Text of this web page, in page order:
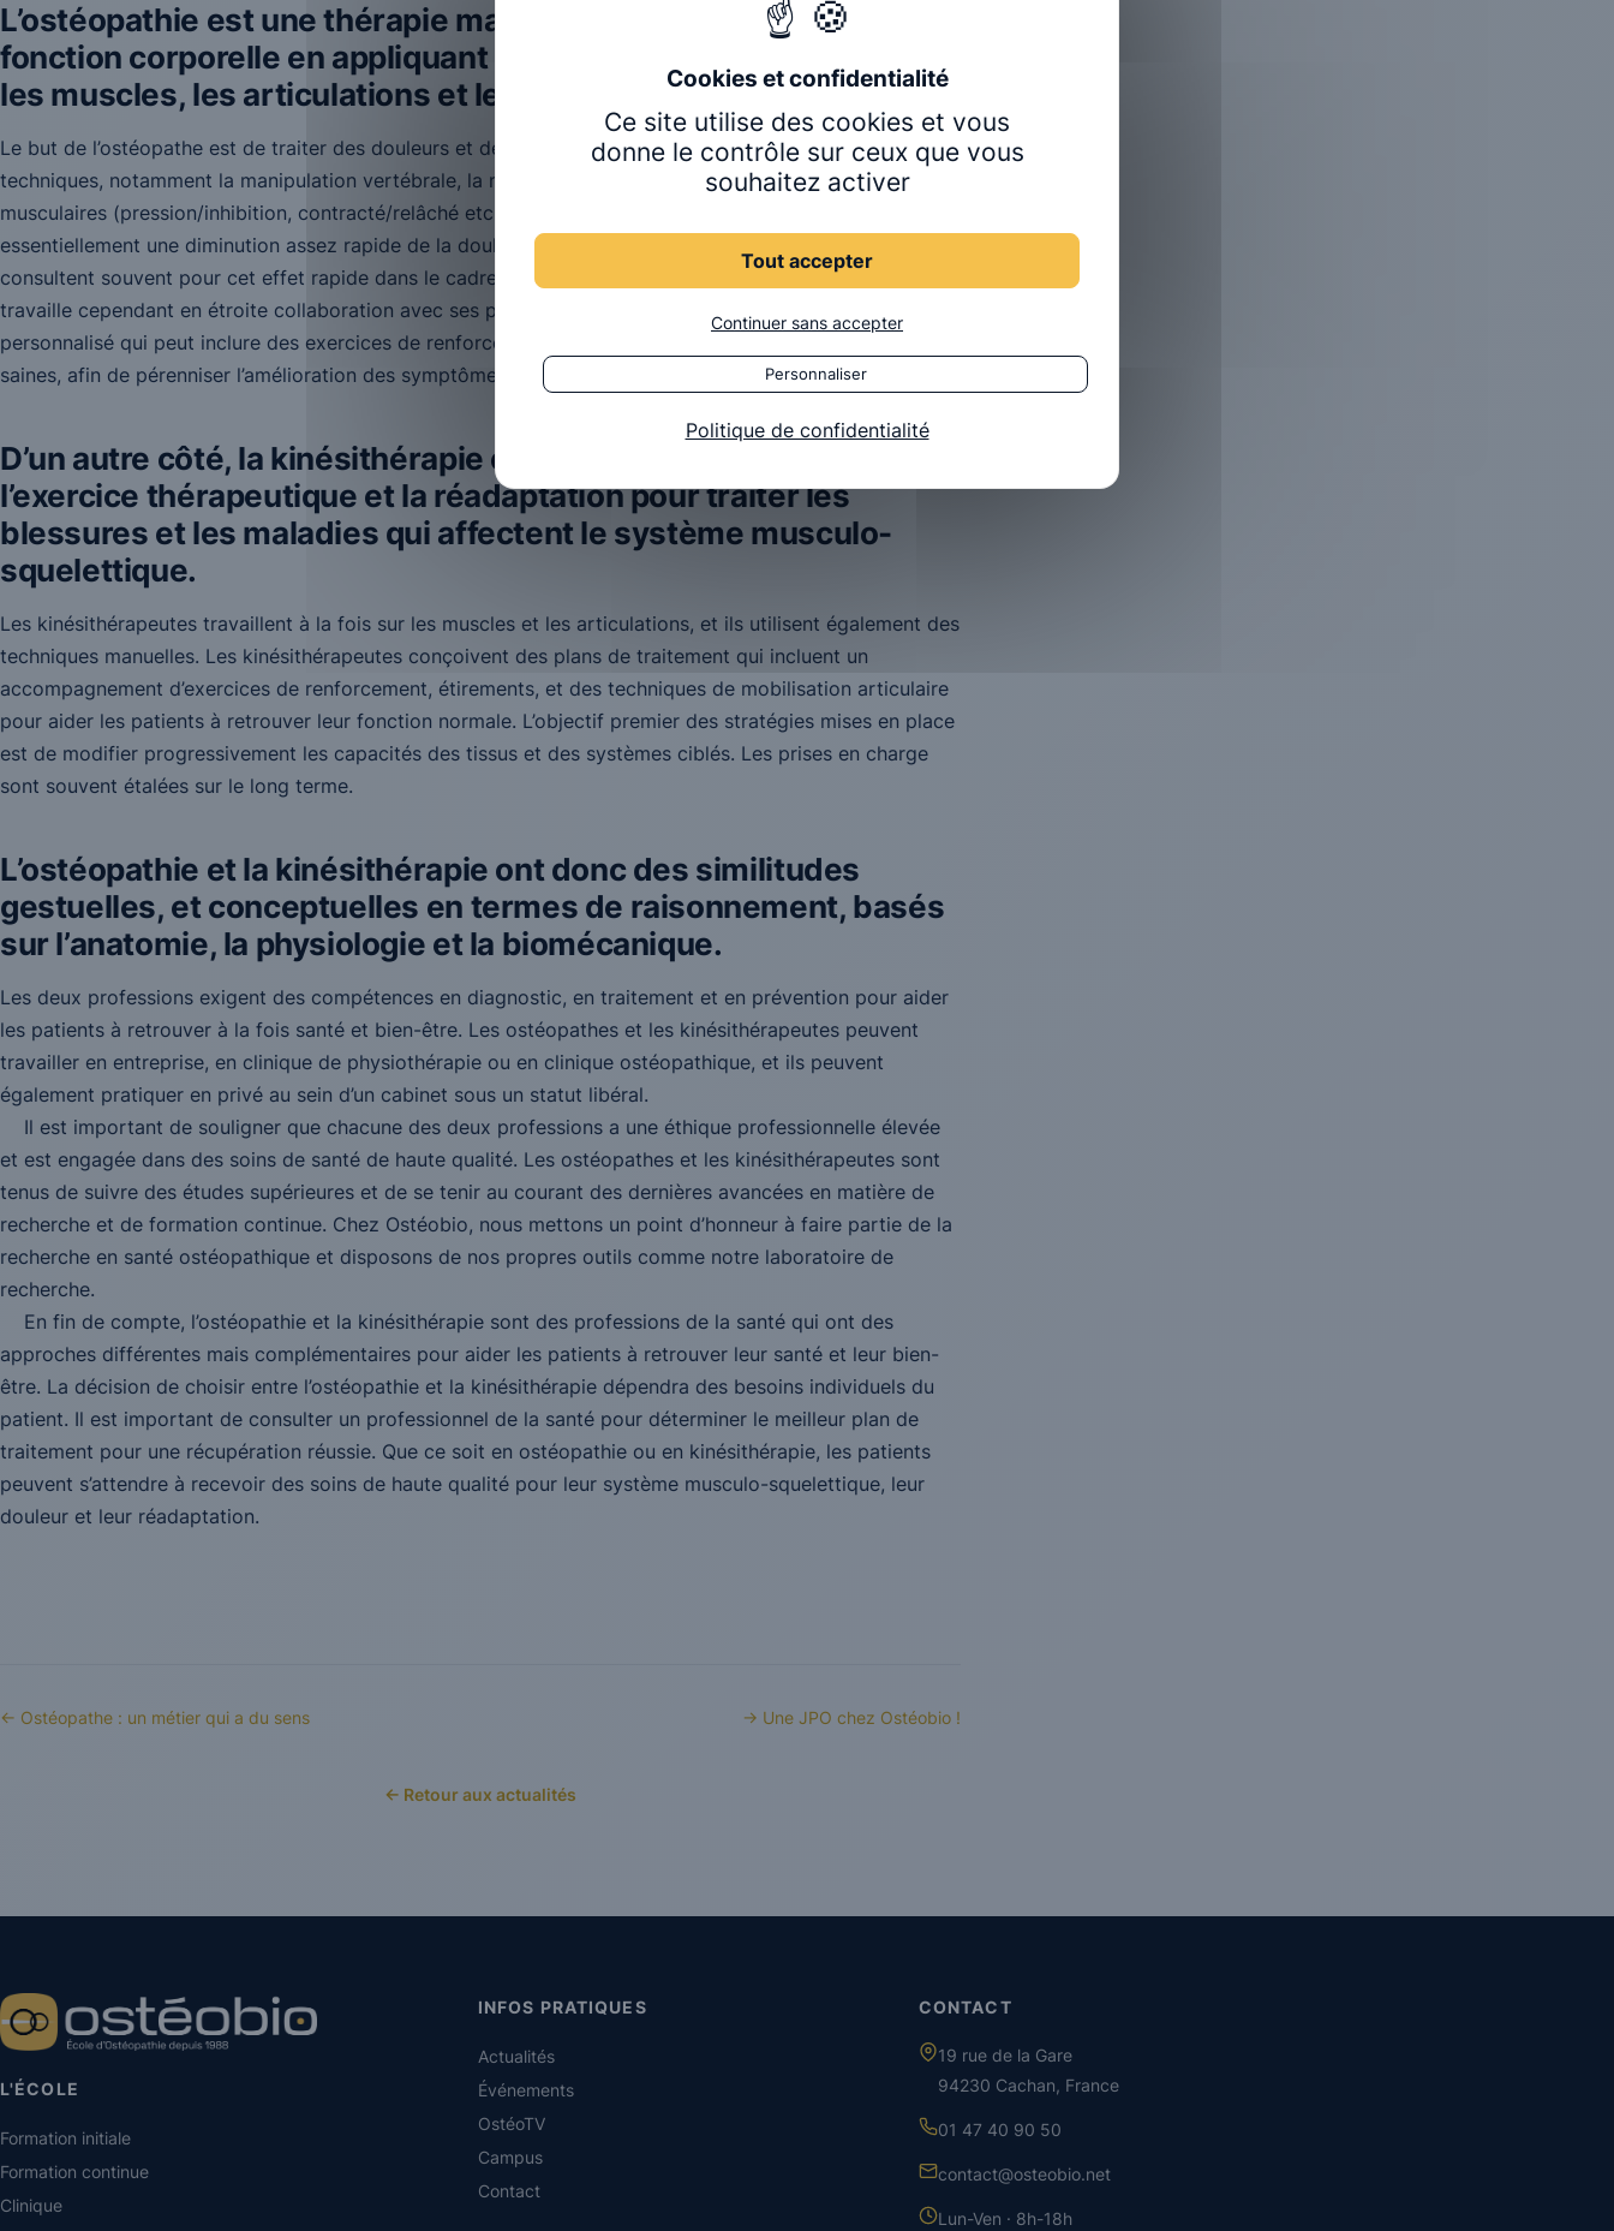
L’ostéopathie est une thérapie manuelle qui vise à améliorer la
fonction corporelle en appliquant des actes ayant des effets sur
les muscles, les articulations et les ligaments.
Le but de l’ostéopathe est de traiter des douleurs et des dysfonctionnements, en utilisant une variété de
techniques, notamment la manipulation vertébrale, la mobilisation articulaire et des techniques
musculaires (pression/inhibition, contracté/relâché etc.). Les effets reconnus de ces actes sont
essentiellement une diminution assez rapide de la douleur et des contractions musculaires. Les patients
consultent souvent pour cet effet rapide dans le cadre de douleurs aiguës (récentes). L’ostéopathe
travaille cependant en étroite collaboration avec ses patients pour concevoir un plan de traitement
personnalisé qui peut inclure des exercices de renforcement et une éducation sur les habitudes de vie
saines, afin de pérenniser l’amélioration des symptômes obtenue par les actes réalisés.
D’un autre côté, la kinésithérapie est une discipline qui utilise
l’exercice thérapeutique et la réadaptation pour traiter les
blessures et les maladies qui affectent le système musculo-
squelettique.
Les kinésithérapeutes travaillent à la fois sur les muscles et les articulations, et ils utilisent également des
techniques manuelles. Les kinésithérapeutes conçoivent des plans de traitement qui incluent un
accompagnement d’exercices de renforcement, étirements, et des techniques de mobilisation articulaire
pour aider les patients à retrouver leur fonction normale. L’objectif premier des stratégies mises en place
est de modifier progressivement les capacités des tissus et des systèmes ciblés. Les prises en charge
sont souvent étalées sur le long terme.
L’ostéopathie et la kinésithérapie ont donc des similitudes
gestuelles, et conceptuelles en termes de raisonnement, basés
sur l’anatomie, la physiologie et la biomécanique.
Les deux professions exigent des compétences en diagnostic, en traitement et en prévention pour aider
les patients à retrouver à la fois santé et bien-être. Les ostéopathes et les kinésithérapeutes peuvent
travailler en entreprise, en clinique de physiothérapie ou en clinique ostéopathique, et ils peuvent
également pratiquer en privé au sein d’un cabinet sous un statut libéral.
Il est important de souligner que chacune des deux professions a une éthique professionnelle élevée
et est engagée dans des soins de santé de haute qualité. Les ostéopathes et les kinésithérapeutes sont
tenus de suivre des études supérieures et de se tenir au courant des dernières avancées en matière de
recherche et de formation continue. Chez Ostéobio, nous mettons un point d’honneur à faire partie de la
recherche en santé ostéopathique et disposons de nos propres outils comme notre laboratoire de
recherche.
En fin de compte, l’ostéopathie et la kinésithérapie sont des professions de la santé qui ont des
approches différentes mais complémentaires pour aider les patients à retrouver leur santé et leur bien-
être. La décision de choisir entre l’ostéopathie et la kinésithérapie dépendra des besoins individuels du
patient. Il est important de consulter un professionnel de la santé pour déterminer le meilleur plan de
traitement pour une récupération réussie. Que ce soit en ostéopathie ou en kinésithérapie, les patients
peuvent s’attendre à recevoir des soins de haute qualité pour leur système musculo-squelettique, leur
douleur et leur réadaptation.
← Ostéopathe : un métier qui a du sens → Une JPO chez Ostéobio !
← Retour aux actualités
L'ÉCOLE
Formation initiale
Formation continue
Clinique
INFOS PRATIQUES
Actualités
Événements
OstéoTV
Campus
Contact
CONTACT
19 rue de la Gare
94230 Cachan, France
01 47 40 90 50
contact@osteobio.net
Lun-Ven · 8h-18h
Ce site utilise des cookies et vous
donne le contrôle sur ceux que vous
souhaitez activer
Tout accepter
Continuer sans accepter
Personnaliser
Politique de confidentialité